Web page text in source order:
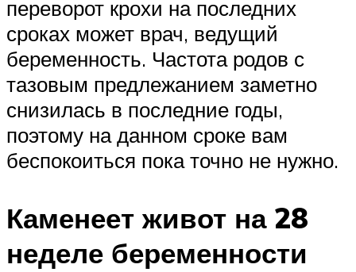
переворот крохи на последних
сроках может врач, ведущий
беременность. Частота родов с
тазовым предлежанием заметно
снизилась в последние годы,
поэтому на данном сроке вам
беспокоиться пока точно не нужно.
Каменеет живот на 28
неделе беременности